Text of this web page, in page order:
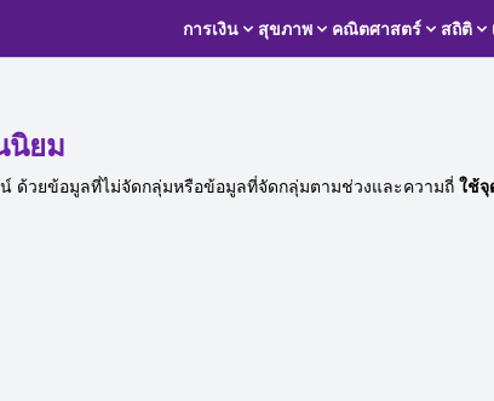
การเงิน สุขภาพ คณิตศาสตร์ สถิติ
นิยม
ด้วยข้อมูลที่ไม่จัดกลุ่มหรือข้อมูลที่จัดกลุ่มตามช่วงและความถี่ ใช้